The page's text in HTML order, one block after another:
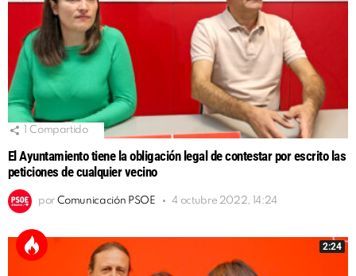
Compartido
El Ayuntamiento tiene la obligación legal de contestar por escrito las
peticiones de cualquier vecino
por Comunicación PSOE 4 octubre 2022, 14:24
2:24